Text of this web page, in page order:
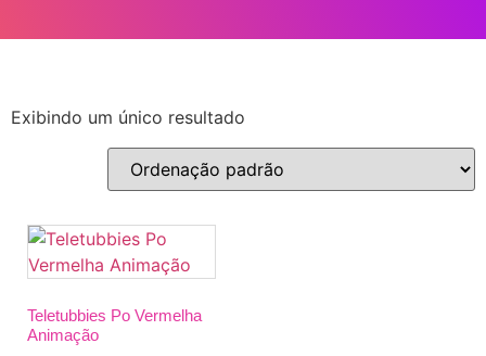
Exibindo um único resultado
Teletubbies Po Vermelha
Animação